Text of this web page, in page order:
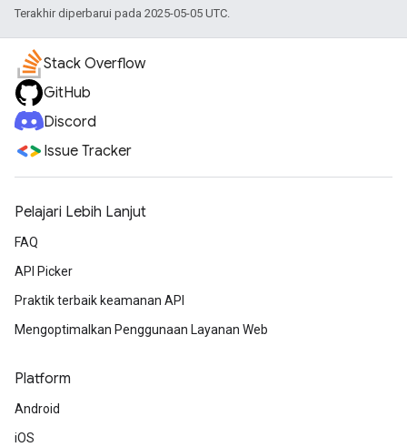
Terakhir diperbarui pada 2025-05-05 UTC.
Stack Overflow
GitHub
Discord
Issue Tracker
Pelajari Lebih Lanjut
FAQ
API Picker
Praktik terbaik keamanan API
Mengoptimalkan Penggunaan Layanan Web
Platform
Android
iOS